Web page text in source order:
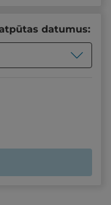
datumus: